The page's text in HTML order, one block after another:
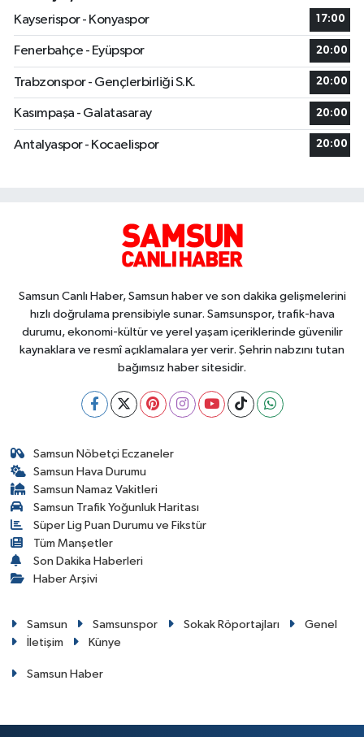
Kayserispor - Konyaspor
17:00
Fenerbahçe - Eyüpspor 20:00
Trabzonspor - Gençlerbirliği S.K. 20:00
Kasımpaşa - Galatasaray 20:00
Antalyaspor - Kocaelispor 20:00
Samsun Canlı Haber, Samsun haber ve son dakika gelişmelerini
hızlı doğrulama prensibiyle sunar. Samsunspor, trafik-hava
durumu, ekonomi-kültür ve yerel yaşam içeriklerinde güvenilir
kaynaklara ve resmî açıklamalara yer verir. Şehrin nabzını tutan
bağımsız haber sitesidir.
Samsun Nöbetçi Eczaneler
Samsun Hava Durumu
Samsun Namaz Vakitleri
Samsun Trafik Yoğunluk Haritası
Süper Lig Puan Durumu ve Fikstür
Tüm Manşetler
Son Dakika Haberleri
Haber Arşivi
Samsun Samsunspor Sokak Röportajları
Genel
İletişim
Künye
Samsun Haber